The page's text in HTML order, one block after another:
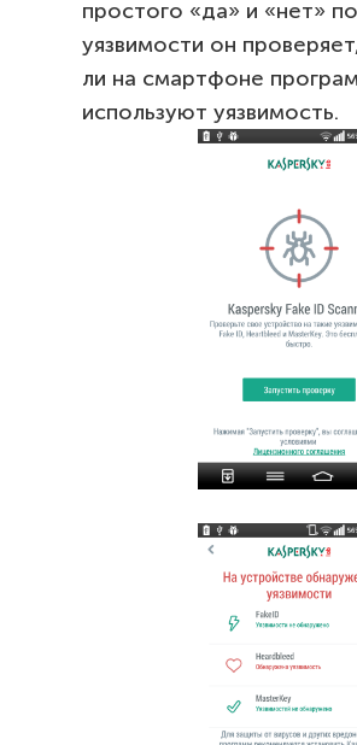
простого «да» и «нет»
уязвимости он
ли на смартфоне
используют уязвимость.